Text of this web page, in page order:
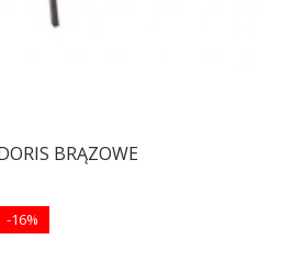
BRĄZOWE
-16%